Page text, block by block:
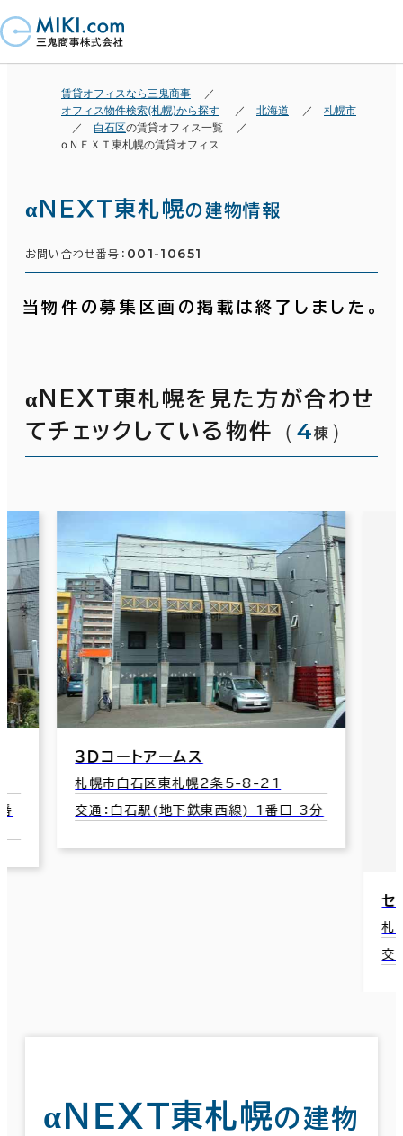
賃貸オフィスなら三鬼商事
オフィス物件検索(札幌)から探す
北海道
札幌市
白石区の賃貸オフィス一覧
αＮＥＸＴ東札幌の賃貸オフィス
αＮＥＸＴ東札幌の建物情報
お問い合わせ番号： 001-10651
当物件の募集区画の掲載は終了しました。
αＮＥＸＴ東札幌を見た方が合わせ
てチェックしている物件
（ 4棟 ）
３Ｄコートアームス
札幌市白石区東札幌２条5-8-21
交通：白石駅(地下鉄東西線) 1番口 3分
セ
札
交
αＮＥＸＴ東札幌の建物